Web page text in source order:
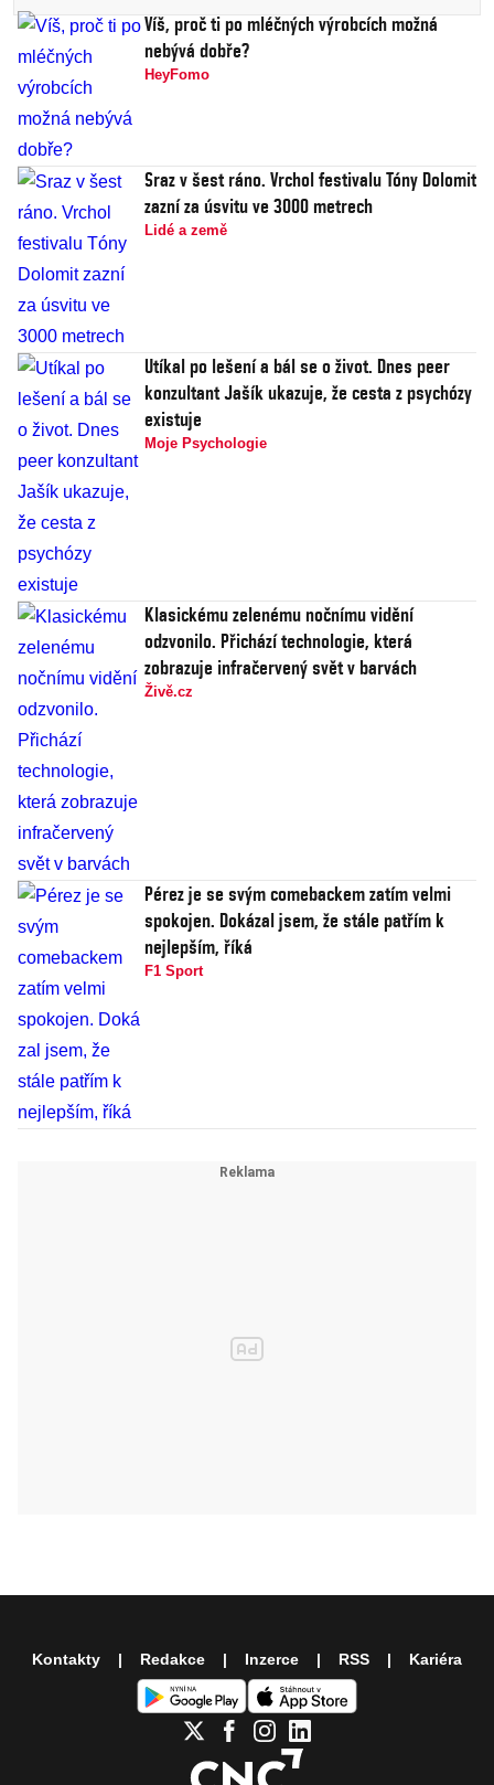
Víš, proč ti po mléčných výrobcích možná
nebývá dobře?
HeyFomo
Sraz v šest ráno. Vrchol festivalu Tóny Dolomit
zazní za úsvitu ve 3000 metrech
Lidé a země
Utíkal po lešení a bál se o život. Dnes peer
konzultant Jašík ukazuje, že cesta z psychózy
existuje
Moje Psychologie
Klasickému zelenému nočnímu vidění
odzvonilo. Přichází technologie, která
zobrazuje infračervený svět v barvách
Živě.cz
Pérez je se svým comebackem zatím velmi
spokojen. Dokázal jsem, že stále patřím k
nejlepším, říká
F1 Sport
Kontakty Redakce Inzerce RSS Kariéra